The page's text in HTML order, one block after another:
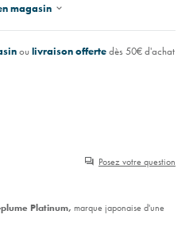
Posez votre question
Platinum, marque japonaise d'une
magasin
oulivraison offertedès 50€ d'achat